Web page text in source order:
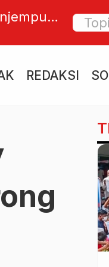
AHM
REDAKSI